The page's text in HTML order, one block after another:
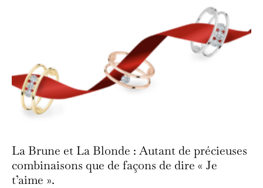
La Brune et La Blonde : Autant de précieuses
combinaisons que de façons de dire « Je
t’aime ».